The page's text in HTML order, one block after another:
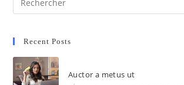
Recent Posts
Auctor a metus ut